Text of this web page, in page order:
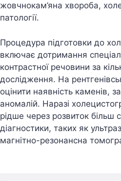
жовчнокам’яна хвороба,
патології.
Процедура підготовки до
включає дотримання
контрастної речовини за
дослідження. На
оцінити наявність каменів,
аномалій. Наразі
рідше через розвиток більш
діагностики, таких як
магнітно-резонансна